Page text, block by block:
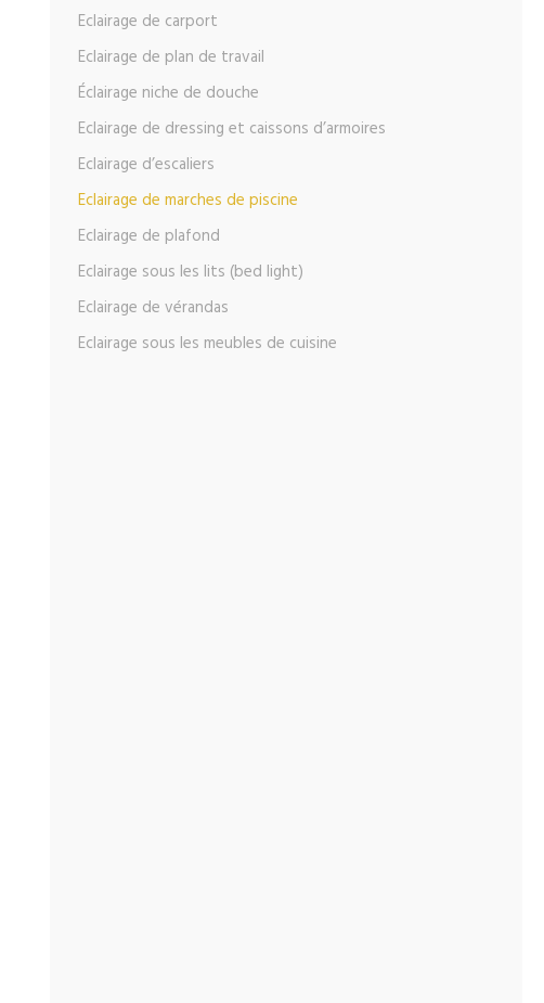
Eclairage de carport
Eclairage de plan de travail
Éclairage niche de douche
Eclairage de dressing et caissons d’armoires
Eclairage d’escaliers
Eclairage de marches de piscine
Eclairage de plafond
Eclairage sous les lits (bed light)
Eclairage de vérandas
Eclairage sous les meubles de cuisine